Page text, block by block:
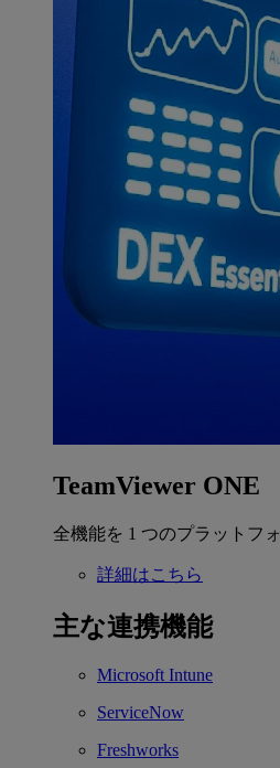
TeamViewer ONE
全機能を 1 つのプラットフ
詳細はこちら
主な連携機能
Microsoft Intune
ServiceNow
Freshworks